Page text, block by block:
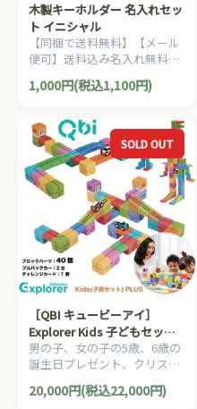
木製キーホルダー 名入れセッ
ト イニシャル
【同梱で送料無料】【メール
便可】送料込み名入れ無料の
特別アイテム、ユーロバスオ
リジナルの子どもの名札、出
生日やクリスマスプレゼン
ト、入園・入学祝いに人気
の、名前入りキーホルダー
（キーリング）です。
1,000円(税込1,100円)
SOLD OUT
［QBI キュービーアイ］
Explorer Kids 子どもセット
PLUS ブロック40個 車2台 5歳
から6歳頃 プログラミング的
思考を育てる磁石ブロック知
育玩具
男の子、女の子の5歳、6歳の
誕生日プレゼント、クリスマ
スプレゼント、入園祝いにお
すすめの、プログラミング的
20,000円(税込22,000円)